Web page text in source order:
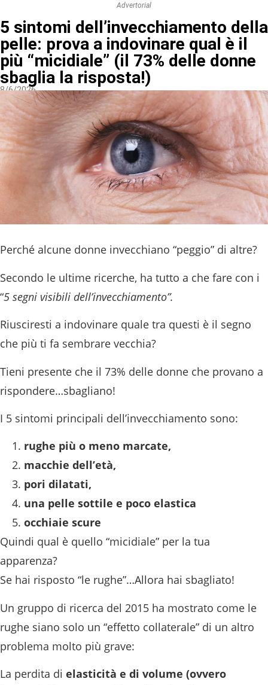
Advertorial
5 sintomi dell’invecchiamento della
pelle: prova a indovinare qual è il
più “micidiale” (il 73% delle donne
sbaglia la risposta!)
8/6/2026
Perché alcune donne invecchiano “peggio” di altre?
Secondo le ultime ricerche, ha tutto a che fare con i
“5 segni visibili dell’invecchiamento”.
Riusciresti a indovinare quale tra questi è il segno
che più ti fa sembrare vecchia?
Tieni presente che il 73% delle donne che provano a
rispondere…sbagliano!
I 5 sintomi principali dell’invecchiamento sono:
rughe più o meno marcate,
macchie dell’età,
pori dilatati,
una pelle sottile e poco elastica
occhiaie scure
Quindi qual è quello “micidiale” per la tua
apparenza?
Se hai risposto “le rughe”…Allora hai sbagliato!
Un gruppo di ricerca del 2015 ha mostrato come le
rughe siano solo un “effetto collaterale” di un altro
problema molto più grave:
La perdita di elasticità e di volume (ovvero